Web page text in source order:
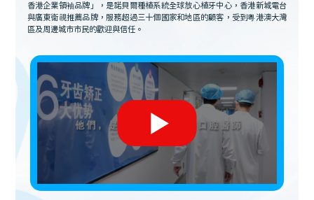
香港企業領袖品牌」，是諾貝爾種植系統全球放心植牙中心，香港新城電台
與廣東衛視推薦品牌，服務超過三十個國家和地區的顧客，受到粵港澳大灣
區及周邊城市市民的歡迎與信任。